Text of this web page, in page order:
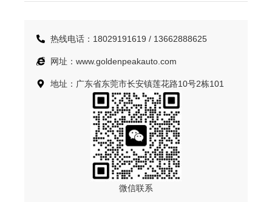
热线电话：18029191619 / 13662888625
网址：www.goldenpeakauto.com
地址：广东省东莞市长安镇莲花路10号2栋101
微信联系